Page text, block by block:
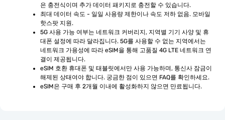
은 충전식이며 추가 데이터 패키지로 충전할 수 있습니다.
최대 데이터 속도 - 일일 사용량 제한이나 속도 저하 없음. 모바일
핫스팟 지원.
5G 사용 가능 여부는 네트워크 커버리지, 지역별 기기 사양 및 휴
대폰 설정에 따라 달라집니다. 5G를 사용할 수 없는 지역에서는
네트워크 가용성에 따라 eSIM을 통해 고품질 4G LTE 네트워크 연
결이 제공됩니다.
eSIM 호환 휴대폰 및 태블릿에서만 사용 가능하며, 통신사 잠금이
해제된 상태여야 합니다. 궁금한 점이 있으면 FAQ를 확인하세요.
eSIM은 구매 후 2개월 이내에 활성화하지 않으면 만료됩니다.